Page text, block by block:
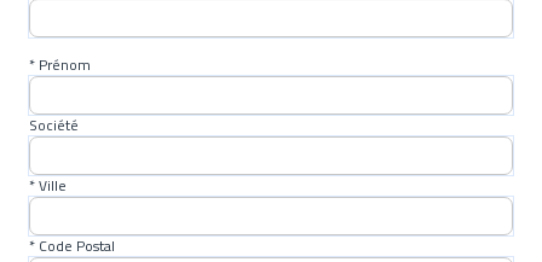
* Prénom
Société
* Ville
* Code Postal